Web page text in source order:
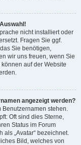
nicht installiert oder
Fragen Sie ggf.
Sie benötigen,
wir uns freuen, wenn Sie
auf der Website
angezeigt werden?
Benutzernamen stehen.
Oft sind dies Sterne,
Status im Forum
„Avatar“ bezeichnet.
Bild, welches von